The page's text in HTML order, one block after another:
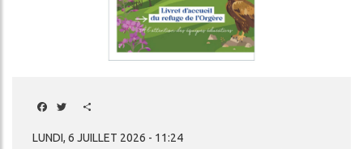
Facebook
Twitter
LUNDI, 6 JUILLET 2026 - 11:24